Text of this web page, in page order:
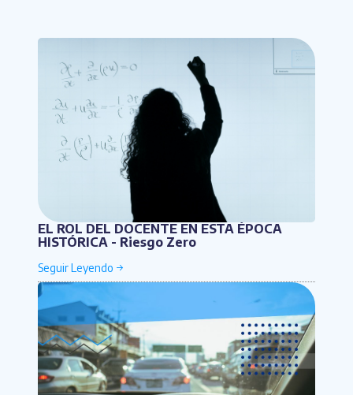
EL ROL DEL DOCENTE EN ESTA ÉPOCA
HISTÓRICA - Riesgo Zero